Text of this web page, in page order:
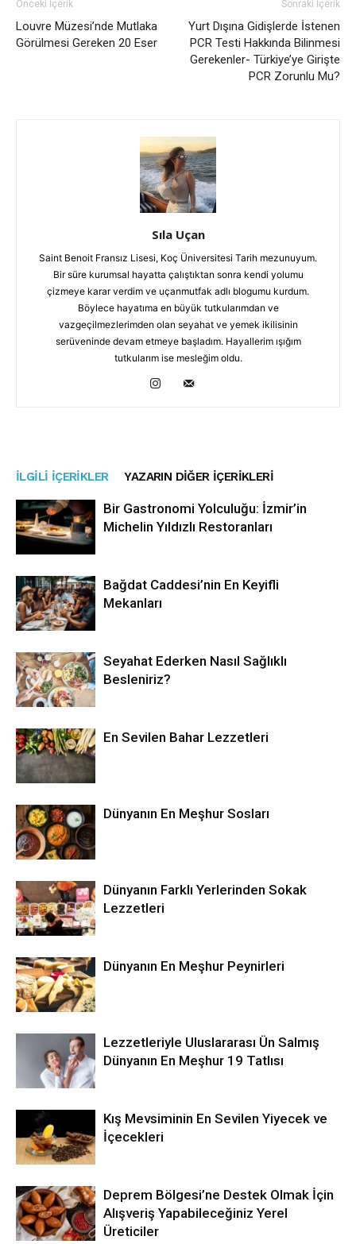
Önceki İçerik
Louvre Müzesi’nde Mutlaka
Görülmesi Gereken 20 Eser
Sonraki İçerik
Yurt Dışına Gidişlerde İstenen
PCR Testi Hakkında Bilinmesi
Gerekenler- Türkiye’ye Girişte
PCR Zorunlu Mu?
Sıla Uçan
Saint Benoit Fransız Lisesi, Koç Üniversitesi Tarih mezunuyum.
Bir süre kurumsal hayatta çalıştıktan sonra kendi yolumu
çizmeye karar verdim ve uçanmutfak adlı blogumu kurdum.
Böylece hayatıma en büyük tutkularımdan ve
vazgeçilmezlerimden olan seyahat ve yemek ikilisinin
serüveninde devam etmeye başladım. Hayallerim ışığım
tutkularım ise mesleğim oldu.
İLGILI İÇERIKLER YAZARIN DIĞER İÇERIKLERI
Bir Gastronomi Yolculuğu: İzmir’in
Michelin Yıldızlı Restoranları
Bağdat Caddesi’nin En Keyifli
Mekanları
Seyahat Ederken Nasıl Sağlıklı
Besleniriz?
En Sevilen Bahar Lezzetleri
Dünyanın En Meşhur Sosları
Dünyanın Farklı Yerlerinden Sokak
Lezzetleri
Dünyanın En Meşhur Peynirleri
Lezzetleriyle Uluslararası Ün Salmış
Dünyanın En Meşhur 19 Tatlısı
Kış Mevsiminin En Sevilen Yiyecek ve
İçecekleri
Deprem Bölgesi’ne Destek Olmak İçin
Alışveriş Yapabileceğiniz Yerel
Üreticiler